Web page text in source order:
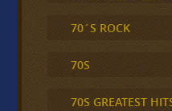
70´S ROCK
70S
70S GREATEST